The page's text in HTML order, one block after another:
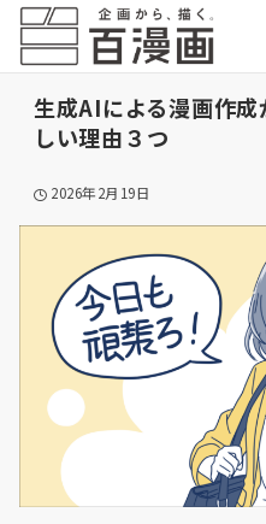
生成AIによる漫画作
しい理由３つ
2026年2月19日